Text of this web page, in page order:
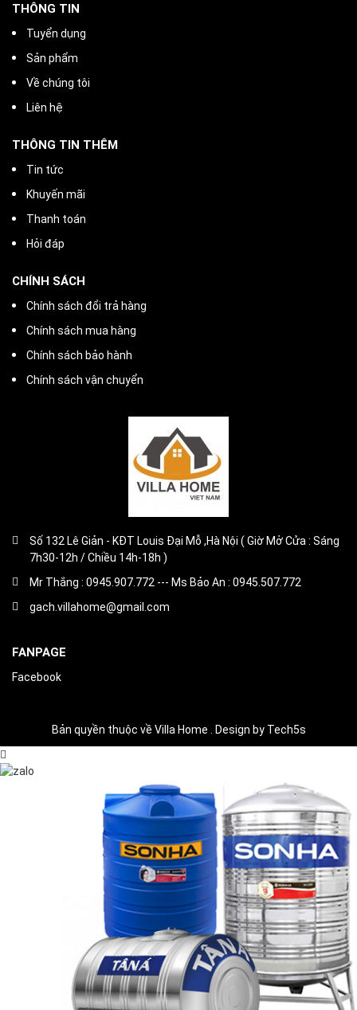
THÔNG TIN
Tuyển dụng
Sản phẩm
Về chúng tôi
Liên hệ
THÔNG TIN THÊM
Tin tức
Khuyến mãi
Thanh toán
Hỏi đáp
CHÍNH SÁCH
Chính sách đổi trả hàng
Chính sách mua hàng
Chính sách bảo hành
Chính sách vận chuyển
Số 132 Lê Giản - KĐT Louis Đại Mỗ ,Hà Nội ( Giờ Mở Cửa : Sáng
7h30-12h / Chiều 14h-18h )
Mr Thắng : 0945.907.772 --- Ms Bảo An : 0945.507.772
gach.villahome@gmail.com
FANPAGE
Facebook
Bản quyền thuộc về Villa Home . Design by Tech5s